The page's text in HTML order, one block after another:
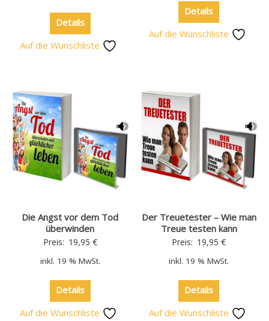
Details
Auf die Wunschliste
Details
Auf die Wunschliste
Die Angst vor dem Tod
überwinden
Preis: 19,95 €
inkl. 19 % MwSt.
Details
Auf die Wunschliste
Der Treuetester – Wie man
Treue testen kann
Preis: 19,95€
inkl. 19 % MwSt.
Details
Auf die Wunschliste